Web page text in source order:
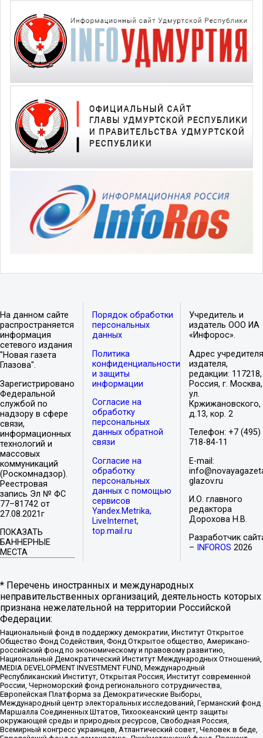
На данном сайте
распространяется
информация
сетевого издания
"Новая газета
Глазова".
Зарегистрировано
Федеральной
службой по
надзору в сфере
связи,
информационных
технологий и
массовых
коммуникаций
(Роскомнадзор).
Реестровая
запись Эл № ФС
77–81742 от
27.08.2021г
ПОКАЗАТЬ
БАННЕРНЫЕ
МЕСТА
Порядок обработки
персональных
данных
Политика
конфиденциальности
и защиты
информации
Согласие на
обработку
персональных
данных обратной
связи
Согласие на
обработку
персональных
данных с помощью
сервисов
Yandex.Metrika,
LiveInternet,
top.mail.ru
Учредитель и
издатель ООО ИА
«Инфорос».
Адрес
издателя,
редакции: 117218,
Россия, г. Москва,
ул.
Кржижановского,
д.13, кор. 2
Телефон: +7 (495)
718-84-11
E-mail:
glazov.ru
И.О. главного
редактора
Дорохова Н.В.
Разработчик
–
INFOROS 2026
* Перечень иностранных и международных
неправительственных организаций, деятельность которых
признана нежелательной на территории Российской
Федерации:
Национальный фонд в поддержку демократии, Институт Открытое
Общество Фонд Содействия, Фонд Открытое общество, Американо-
российский фонд по экономическому и правовому развитию,
Национальный Демократический Институт Международных Отношений,
MEDIA DEVELOPMENT INVESTMENT FUND, Международный
Республиканский Институт, Открытая Россия, Институт современной
России, Черноморский фонд регионального сотрудничества,
Европейская Платформа за Демократические Выборы,
Международный центр электоральных исследований, Германский фонд
Маршалла Соединенных Штатов, Тихоокеанский центр защиты
окружающей среды и природных ресурсов, Свободная Россия,
Всемирный конгресс украинцев, Атлантический совет, Человек в беде,